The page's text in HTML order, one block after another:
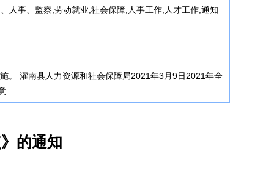
人事、监察,劳动就业,社会保障,人事工作,人才工作,通知
。 灌南县人力资源和社会保障局2021年3月9日2021年全
…
的通知